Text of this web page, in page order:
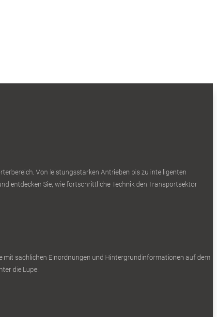
Von leistungsstarken Antrieben bis zu intelligenten
entdecken Sie, wie fortschrittliche Technik den Transportsektor
mit sachlichen Einordnungen und Hintergrundinformationen auf dem
die Lupe.